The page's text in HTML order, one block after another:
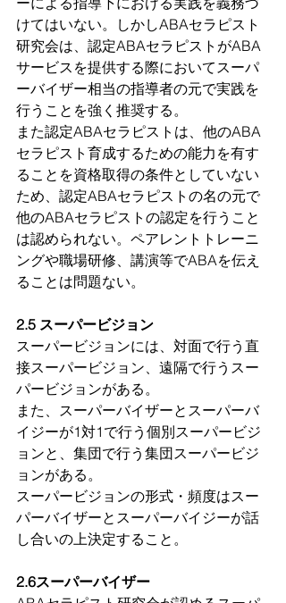
けてはいない。しかしABAセラピスト
研究会は、認定ABAセラピストがABA
サービスを提供する際においてスーパ
ーバイザー相当の指導者の元で実践を
行うことを強く推奨する。
また認定ABAセラピストは、他のABA
セラピスト育成するための能力を有す
ることを資格取得の条件としていない
ため、認定ABAセラピストの名の元で
他のABAセラピストの認定を行うこと
は認められない。ペアレントトレーニ
ングや職場研修、講演等でABAを伝え
ることは問題ない。
2.5 スーパービジョン
スーパービジョンには、対面で行う直
接スーパービジョン、遠隔で行うスー
パービジョンがある。
また、スーパーバイザーとスーパーバ
イジーが1対1で行う個別スーパービジ
ョンと、集団で行う集団スーパービジ
ョンがある。
スーパービジョンの形式・頻度はスー
パーバイザーとスーパーバイジーが話
し合いの上決定すること。
2.6スーパーバイザー